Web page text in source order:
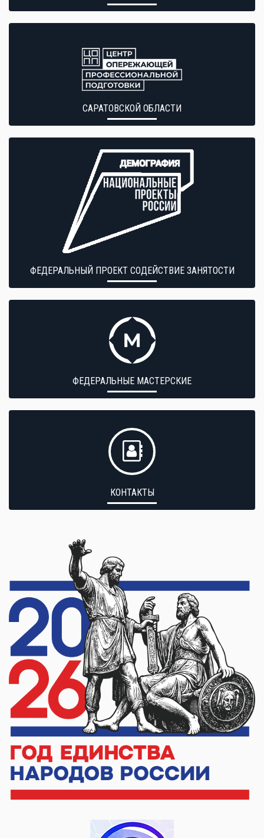
САРАТОВСКОЙ ОБЛАСТИ
ФЕДЕРАЛЬНЫЙ ПРОЕКТ СОДЕЙСТВИЕ ЗАНЯТОСТИ
ФЕДЕРАЛЬНЫЕ МАСТЕРСКИЕ
КОНТАКТЫ